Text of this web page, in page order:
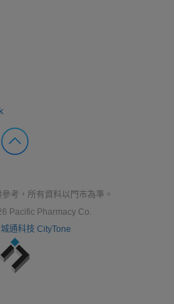
考，所有資料以門市為準。
Pacific Pharmacy Co.
城通科技 CityTone